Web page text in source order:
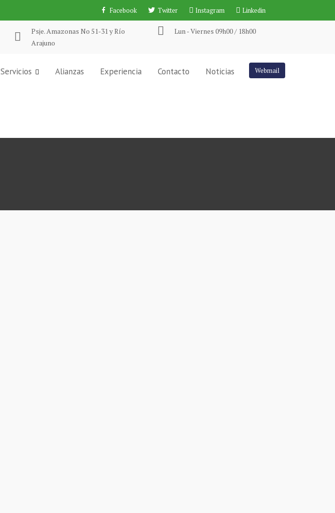
Facebook Twitter Instagram Linkedin
Psje. Amazonas No 51-31 y Río
Arajuno
Lun - Viernes 09h00 / 18h00
Webmail
Servicios Alianzas Experiencia Contacto Noticias